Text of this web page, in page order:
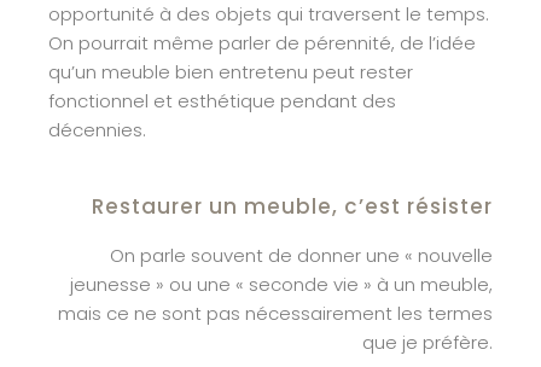
opportunité à des objets qui traversent le temps.
On pourrait même parler de pérennité, de l’idée
qu’un meuble bien entretenu peut rester
fonctionnel et esthétique pendant des
décennies.
Restaurer un meuble, c’est résister
On parle souvent de donner une « nouvelle
jeunesse » ou une « seconde vie » à un meuble,
mais ce ne sont pas nécessairement les termes
que je préfère.